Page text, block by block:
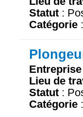
Statut :
Catégorie :
Entreprise
Lieu de
Statut :
Catégorie :